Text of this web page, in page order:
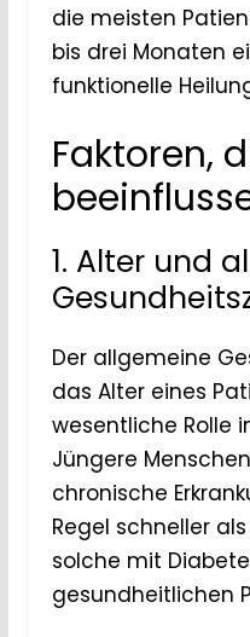
die meisten
bis drei Monaten
funktionelle
Faktoren,
1. Alter und
Der allgemeine
das Alter eines
wesentliche Rolle
Jüngere
chronische
Regel schneller
solche mit
gesundheitlichen